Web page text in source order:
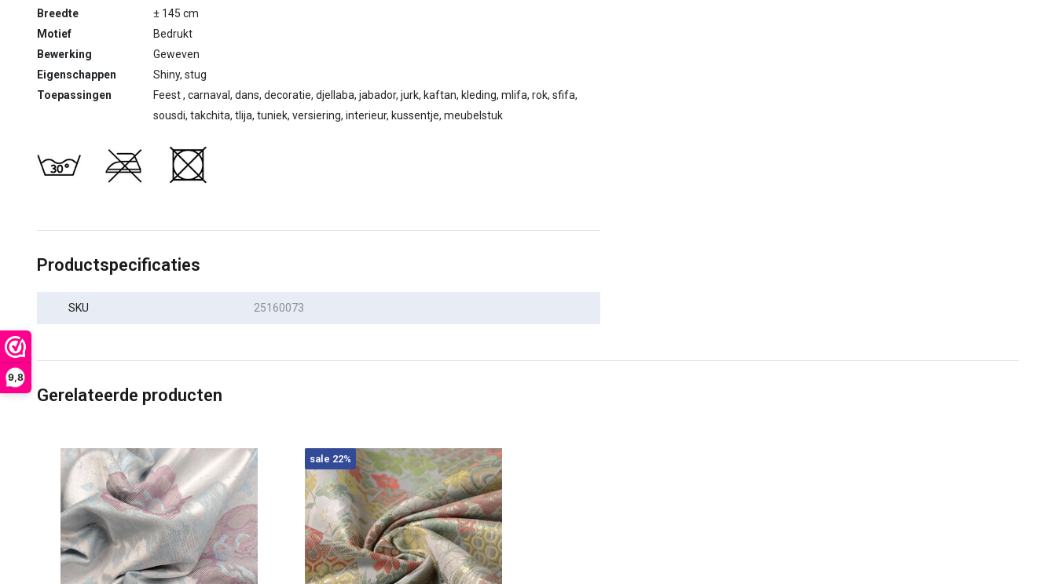
9,8
Breedte
± 145 cm
Motief
Bedrukt
Bewerking
Geweven
Eigenschappen
Shiny, stug
Toepassingen
Feest , carnaval, dans, decoratie, djellaba, jabador, jurk, kaftan, kleding, mlifa, rok, sfifa,
sousdi, takchita, tlija, tuniek, versiering, interieur, kussentje, meubelstuk
Productspecificaties
SKU 25160073
Gerelateerde producten
sale 22%